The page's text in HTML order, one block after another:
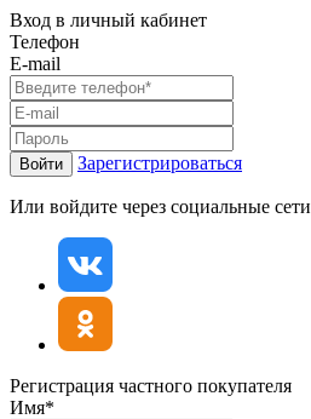
Вход в личный кабинет
Телефон
E-mail
Войти Зарегистрироваться
Или войдите через социальные сети
Регистрация частного покупателя
Имя*